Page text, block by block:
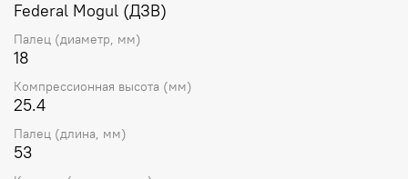
Federal Mogul (ДЗВ)
Палец (диаметр, мм)
18
Компрессионная высота (мм)
25.4
Палец (длина, мм)
53